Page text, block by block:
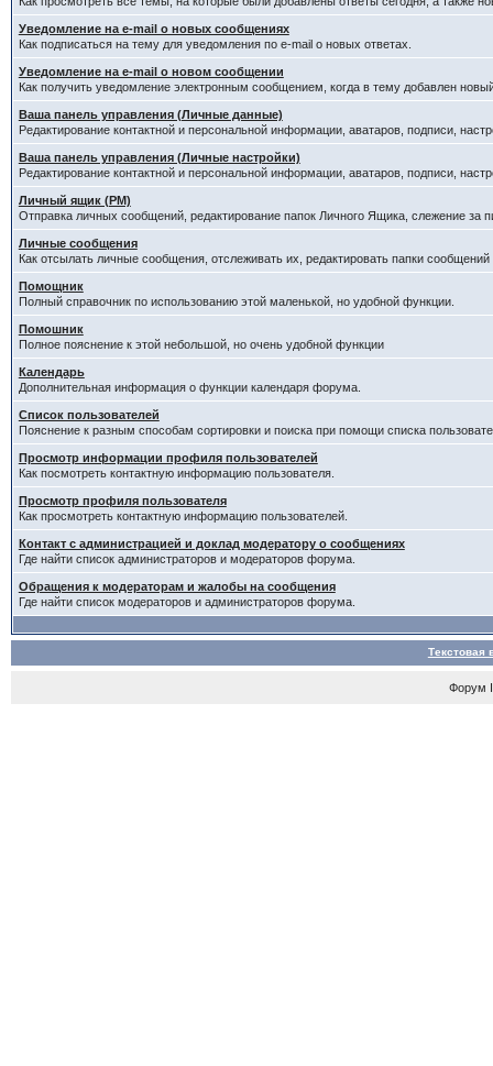
Уведомление на e-mail о новых сообщениях
Как подписаться на тему для уведомления по e-mail о новых ответах.
Уведомление на е-mail о новом сообщении
Как получить уведомление электронным сообщением, когда в тему добавлен
Ваша панель управления (Личные данные)
Редактирование контактной и персональной информации, аватаров, подписи,
Ваша панель управления (Личные настройки)
Редактирование контактной и персональной информации, аватаров, подписи,
Личный ящик (PM)
Отправка личных сообщений, редактирование папок Личного Ящика, слежение за
Личные сообщения
Как отсылать личные сообщения, отслеживать их, редактировать папки
Помощник
Полный справочник по использованию этой маленькой, но удобной функции.
Помошник
Полное пояснение к этой небольшой, но очень удобной функции
Календарь
Дополнительная информация о функции календаря форума.
Список пользователей
Пояснение к разным способам сортировки и поиска при помощи списка
Просмотр информации профиля пользователей
Как посмотреть контактную информацию пользователя.
Просмотр профиля пользователя
Как просмотреть контактную информацию пользователей.
Контакт с администрацией и доклад модератору о сообщениях
Где найти список администраторов и модераторов форума.
Обращения к модераторам и жалобы на сообщения
Где найти список модераторов и администраторов форума.
Текстовая
Форум